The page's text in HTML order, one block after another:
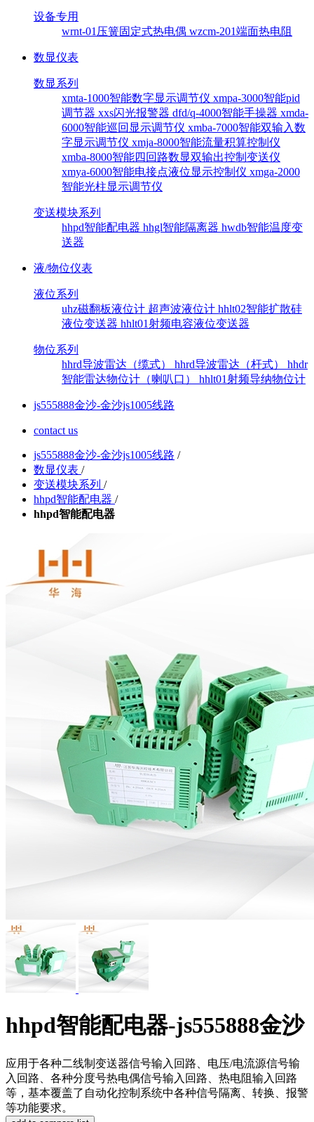
设备专用
wrnt-01压簧固定式热电偶 wzcm-201端面热电阻
数显仪表
数显系列
xmta-1000智能数字显示调节仪 xmpa-3000智能pid
调节器 xxs闪光报警器 dfd/q-4000智能手操器 xmda-
6000智能巡回显示调节仪 xmba-7000智能双输入数
字显示调节仪 xmja-8000智能流量积算控制仪
xmba-8000智能四回路数显双输出控制变送仪
xmya-6000智能电接点液位显示控制仪 xmga-2000
智能光柱显示调节仪
变送模块系列
hhpd智能配电器 hhgl智能隔离器 hwdb智能温度变
送器
液/物位仪表
液位系列
uhz磁翻板液位计 超声波液位计 hhlt02智能扩散硅
液位变送器 hhlt01射频电容液位变送器
物位系列
hhrd导波雷达（缆式） hhrd导波雷达（杆式） hhdr
智能雷达物位计（喇叭口） hhlt01射频导纳物位计
js555888金沙-金沙js1005线路
contact us
js555888金沙-金沙js1005线路 /
数显仪表 /
变送模块系列 /
hhpd智能配电器 /
hhpd智能配电器
hhpd智能配电器-js555888金沙
应用于各种二线制变送器信号输入回路、电压/电流源信号输
入回路、各种分度号热电偶信号输入回路、热电阻输入回路
等，基本覆盖了自动化控制系统中各种信号隔离、转换、报警
等功能要求。